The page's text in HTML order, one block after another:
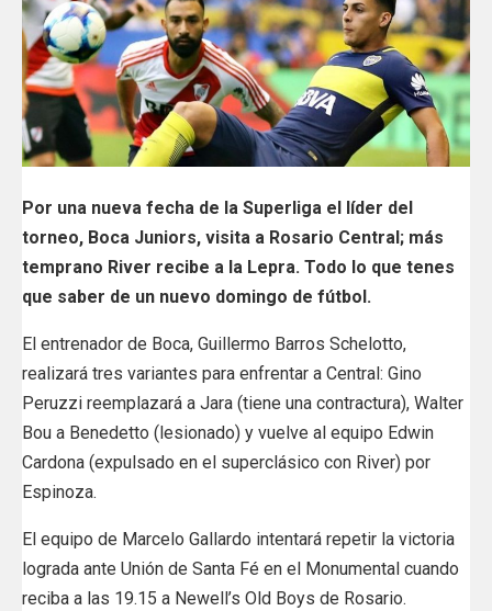
Por una nueva fecha de la Superliga el líder del
torneo, Boca Juniors, visita a Rosario Central; más
temprano River recibe a la Lepra. Todo lo que tenes
que saber de un nuevo domingo de fútbol.
El entrenador de Boca, Guillermo Barros Schelotto,
realizará tres variantes para enfrentar a Central: Gino
Peruzzi reemplazará a Jara (tiene una contractura), Walter
Bou a Benedetto (lesionado) y vuelve al equipo Edwin
Cardona (expulsado en el superclásico con River) por
Espinoza.
El equipo de Marcelo Gallardo intentará repetir la victoria
lograda ante Unión de Santa Fé en el Monumental cuando
reciba a las 19.15 a Newell’s Old Boys de Rosario.